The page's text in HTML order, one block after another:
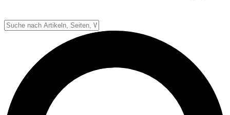
Punkte & Scoring
Strafen & Fouls
Schiedsrichter